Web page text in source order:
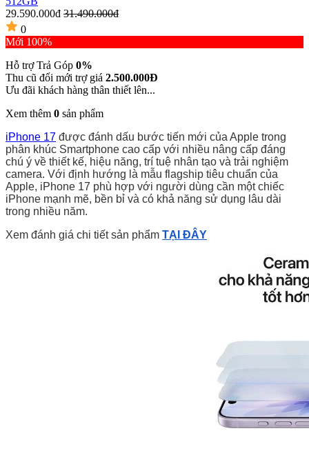
29.590.000đ 31.490.000đ
0
Mới 100%
Hỗ trợ Trả Góp 0%
Thu cũ đổi mới trợ giá 2.500.000Đ
Ưu đãi khách hàng thân thiết lên...
Xem thêm 0 sản phẩm
iPhone 17 được đánh dấu bước tiến mới của Apple trong
phân khúc Smartphone cao cấp với nhiều nâng cấp đáng
chú ý về thiết kế, hiệu năng, trí tuệ nhân tạo và trải nghiệm
camera. Với định hướng là mẫu flagship tiêu chuẩn của
Apple, iPhone 17 phù hợp với người dùng cần một chiếc
iPhone mạnh mẽ, bền bỉ và có khả năng sử dụng lâu dài
trong nhiều năm.
Xem đánh giá chi tiết sản phẩm TẠI ĐÂY